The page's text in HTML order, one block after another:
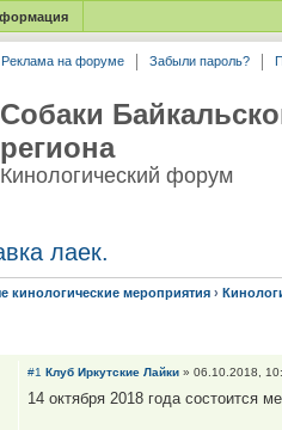
Реклама на форуме Забыли пароль?
Собаки
региона
Кинологический форум
лаек.
кинологические мероприятия ›
#1 Клуб Иркутские Лайки » 06.10.2018,
14 октября 2018 года состоится